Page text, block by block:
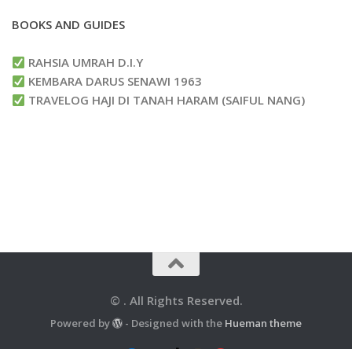
BOOKS AND GUIDES
RAHSIA UMRAH D.I.Y
KEMBARA DARUS SENAWI 1963
TRAVELOG HAJI DI TANAH HARAM (SAIFUL NANG)
© . All Rights Reserved.
Powered by - Designed with the Hueman theme